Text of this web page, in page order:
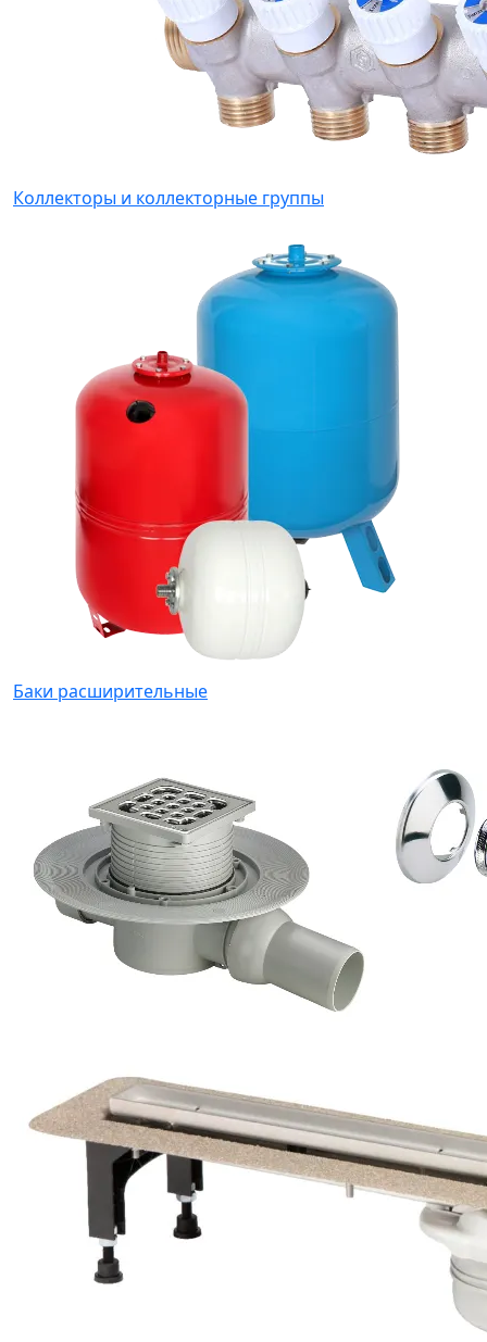
Коллекторы и коллекторные группы
Баки расширительные